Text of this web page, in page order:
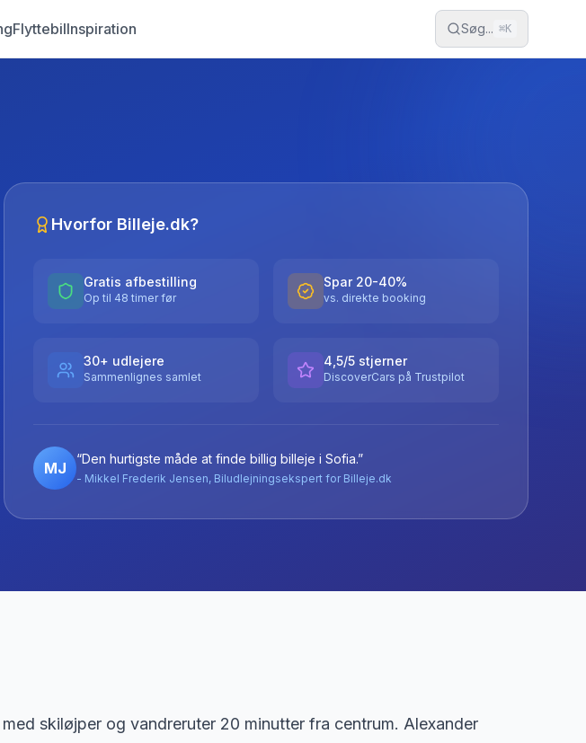
FlyttebilInspiration Søg... ⌘K
Hvorfor Billeje.dk?
Gratis afbestilling
Op til 48 timer før
Spar 20-40%
vs. direkte booking
30+ udlejere
Sammenlignes samlet
4,5/5 stjerner
DiscoverCars på Trustpilot
MJ
“Den hurtigste måde at finde billig billeje i Sofia.”
- Mikkel Frederik Jensen, Biludlejningsekspert for Billeje.dk
skiløjper og vandreruter 20 minutter fra centrum. Alexander